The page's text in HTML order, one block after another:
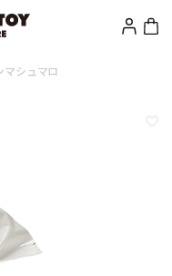
Log
in
Cart
シュマロ